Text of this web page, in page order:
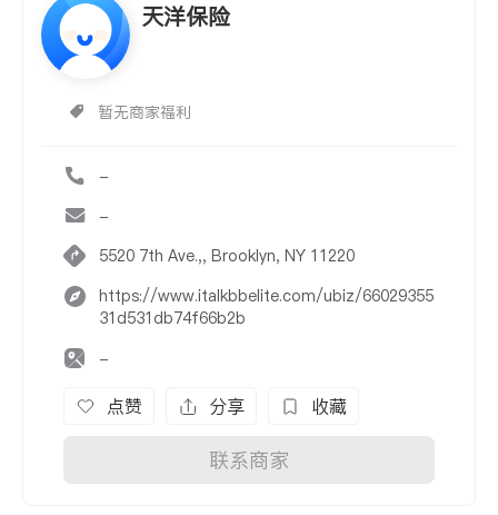
天洋保险
暂无商家福利
-
-
5520 7th Ave.,, Brooklyn, NY 11220
https://www.italkbbelite.com/ubiz/66029355
31d531db74f66b2b
-
点赞 分享 收藏
联系商家